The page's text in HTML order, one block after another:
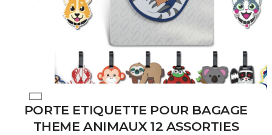
PORTE ETIQUETTE POUR BAGAGE
THEME ANIMAUX 12 ASSORTIES